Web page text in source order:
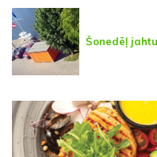
Šonedēļ